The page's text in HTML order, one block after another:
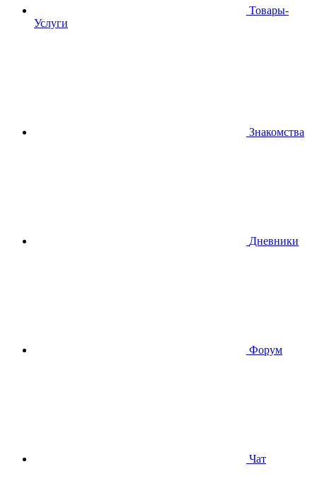
Товары-
Услуги
Знакомства
Дневники
Форум
Чат